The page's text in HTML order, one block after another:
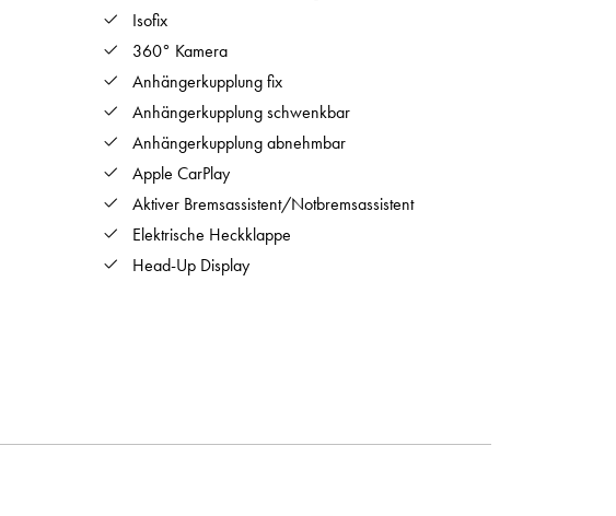
Isofix
360° Kamera
Anhängerkupplung fix
Anhängerkupplung schwenkbar
Anhängerkupplung abnehmbar
Apple CarPlay
Aktiver Bremsassistent/Notbremsassistent
Elektrische Heckklappe
Head-Up Display